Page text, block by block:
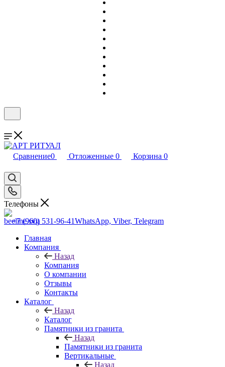
Сравнение0 Отложенные 0 Корзина 0
Телефоны
+7 (960) 531-96-41WhatsApp, Viber, Telegram
Главная
Компания
Назад
Компания
О компании
Отзывы
Контакты
Каталог
Назад
Каталог
Памятники из гранита
Назад
Памятники из гранита
Вертикальные
Назад